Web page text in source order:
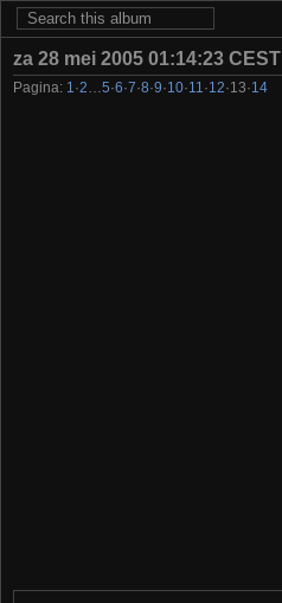
za 28 mei 2005 01:14:23 CEST
Pagina: 1 ·2 5·6·7·8·9·10·11 ·12·13·14